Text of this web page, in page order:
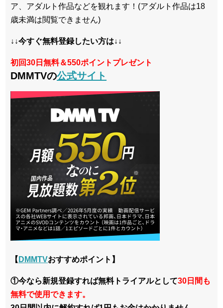
ア、アダルト作品などを観れます！(アダルト作品は18
歳未満は閲覧できません)
↓↓今すぐ無料登録したい方は↓↓
初回30日無料＆550ポイントプレゼント
DMMTVの公式サイト
【 DMMTVおすすめポイント】
①今なら新規登録すれば無料トライアルとして30日間も
無料で使用できます。